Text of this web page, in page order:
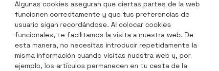
Algunas cookies aseguran que ciertas partes de la web
funcionen correctamente y que tus preferencias de
usuario sigan recordándose. Al colocar cookies
funcionales, te facilitamos la visita a nuestra web. De
esta manera, no necesitas introducir repetidamente la
misma información cuando visitas nuestra web y, por
ejemplo, los artículos permanecen en tu cesta de la